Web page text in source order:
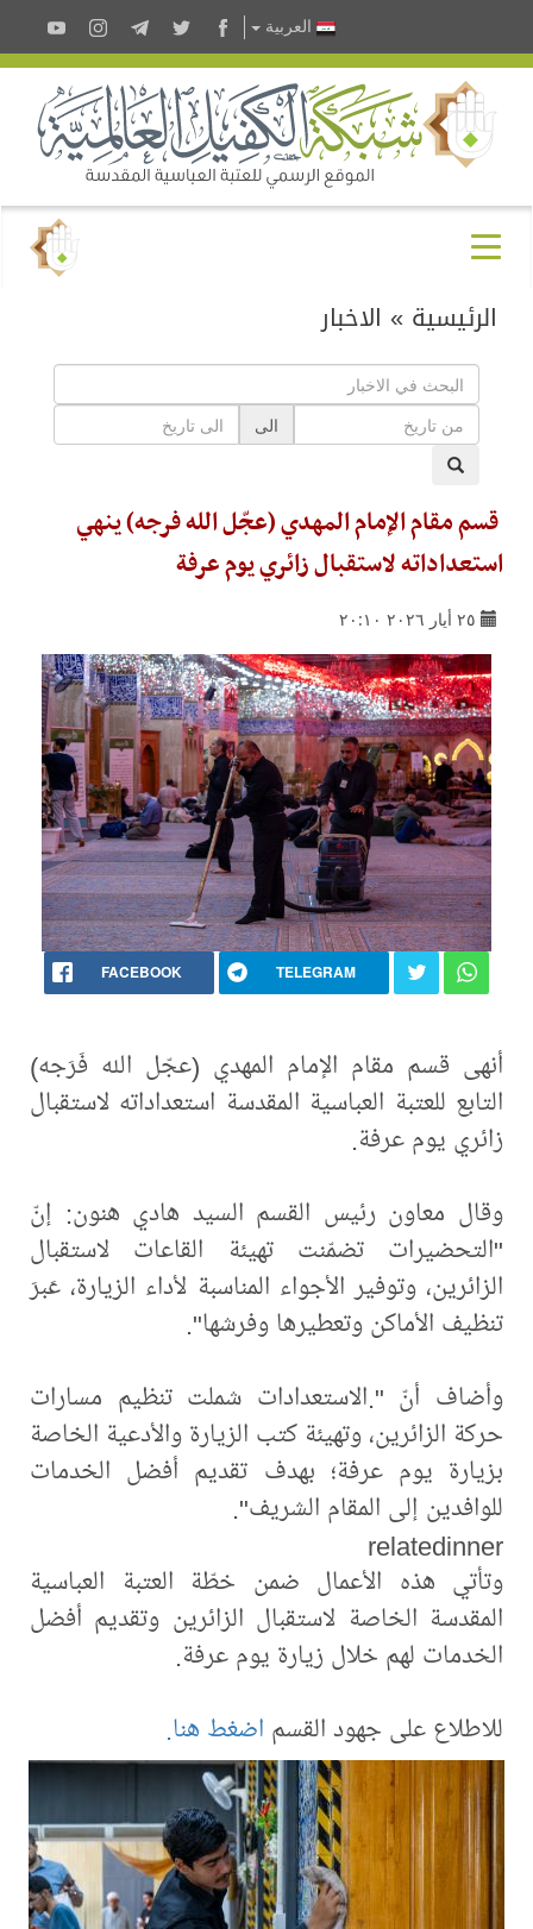
العربية
الرئيسية » الاخبار
الى
قسم مقام الإمام المهدي (عجّل الله فرجه) ينهي
استعداداته لاستقبال زائري يوم عرفة
٢٥ أيار ٢٠٢٦ ٢٠:١٠
FACEBOOK TELEGRAM
أنهى قسم مقام الإمام المهدي (عجّل الله فَرَجه)
التابع للعتبة العباسية المقدسة استعداداته لاستقبال
زائري يوم عرفة.
وقال معاون رئيس القسم السيد هادي هنون: إنّ
"التحضيرات تضمّنت تهيئة القاعات لاستقبال
الزائرين، وتوفير الأجواء المناسبة لأداء الزيارة، عَبرَ
تنظيف الأماكن وتعطيرها وفرشها".
وأضاف أنّ ".الاستعدادات شملت تنظيم مسارات
حركة الزائرين، وتهيئة كتب الزيارة والأدعية الخاصة
بزيارة يوم عرفة؛ بهدف تقديم أفضل الخدمات
للوافدين إلى المقام الشريف".
relatedinner
وتأتي هذه الأعمال ضمن خطّة العتبة العباسية
المقدسة الخاصة لاستقبال الزائرين وتقديم أفضل
الخدمات لهم خلال زيارة يوم عرفة.
للاطلاع على جهود القسم اضغط هنا.